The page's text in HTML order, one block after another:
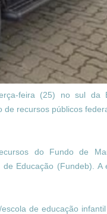
feira (25) no sul da
recursos públicos
do Fundo de
Educação (Fundeb). A
de educação infantil